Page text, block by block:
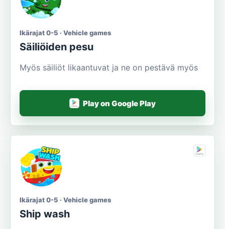
Ikärajat 0-5 · Vehicle games
Säiliöiden pesu
Myös säiliöt likaantuvat ja ne on pestävä myös
Play on Google Play
Ikärajat 0-5 · Vehicle games
Ship wash